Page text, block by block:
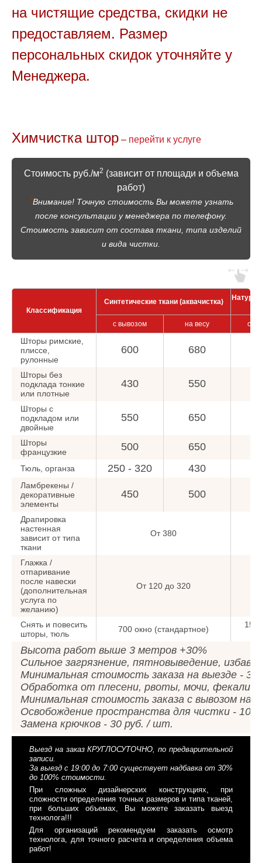
на чистящие средства, скидки не
предоставляем. Размер
персональных скидок уточняйте у
Менеджера.
Химчистка штор – перейти к услуге
Стоимость руб./м2 (зависит от площади и объема
работ)
*Внимание! Точную стоимость Вы можете узнать
после консультации у менеджера по телефону.
Стоимость зависит от состава ткани, типа изделий
и вида чистки.
Классификация
Синтетические ткани (аквачистка)
с вывозом на весу с
Шторы римские,
плиссе,
рулонные
600 680
Шторы без
подклада тонкие
или плотные
430 550
Шторы с
подкладом или
двойные
550 650
Шторы
французкие
500 650
Тюль, органза 250 - 320 430
Ламбрекены /
декоративные
элементы
450 500
Драпировка
настенная
зависит от типа
ткани
От 380
Глажка /
отпаривание
после навески
(дополнительная
услуга по
желанию)
От 120 до 320
Снять и повесить
шторы, тюль
700 окно (стандартное) 15
Высота работ выше 3 метров +30%
Сильное загрязнение, пятновыведение,
Минимальная стоимость заказа на выезде -
Обработка от плесени, рвоты, мочи, фекалий,
Минимальная стоимость заказа с вывозом на
Освобождение пространства для чистки - 10%
Замена крючков - 30 руб. / шт.
Выезд на заказ КРУГЛОСУТОЧНО, по предварительной
записи.
За выезд с 19:00 до 7:00 существует надбавка от 30%
до 100% стоимости.
При сложных дизайнерских конструкциях, при
сложности определения точных размеров и типа тканей,
при больших объемах, Вы можете заказать выезд
технолога!!!
Для организаций рекомендуем заказать осмотр
технолога, для точного расчета и определения объема
работ!